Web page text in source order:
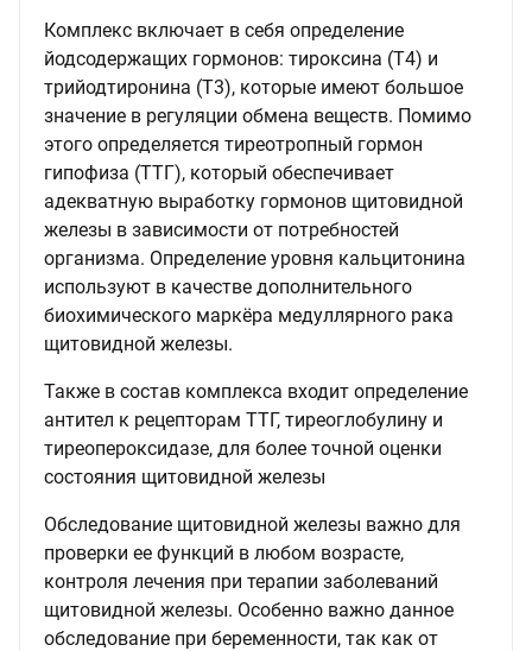
Комплекс включает в себя определение
йодсодержащих гормонов: тироксина (T4) и
трийодтиронина (T3), которые имеют большое
значение в регуляции обмена веществ. Помимо
этого определяется тиреотропный гормон
гипофиза (ТТГ), который обеспечивает
адекватную выработку гормонов щитовидной
железы в зависимости от потребностей
организма. Определение уровня кальцитонина
используют в качестве дополнительного
биохимического маркёра медуллярного рака
щитовидной железы.
Также в состав комплекса входит определение
антител к рецепторам ТТГ, тиреоглобулину и
тиреопероксидазе, для более точной оценки
состояния щитовидной железы
Обследование щитовидной железы важно для
проверки ее функций в любом возрасте,
контроля лечения при терапии заболеваний
щитовидной железы. Особенно важно данное
обследование при беременности, так как от